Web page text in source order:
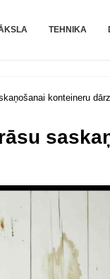
TEHNIKA
konteineru